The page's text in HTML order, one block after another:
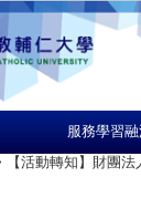
服務學習
【活動轉知】財團